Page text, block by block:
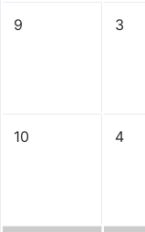
9 3
10 4